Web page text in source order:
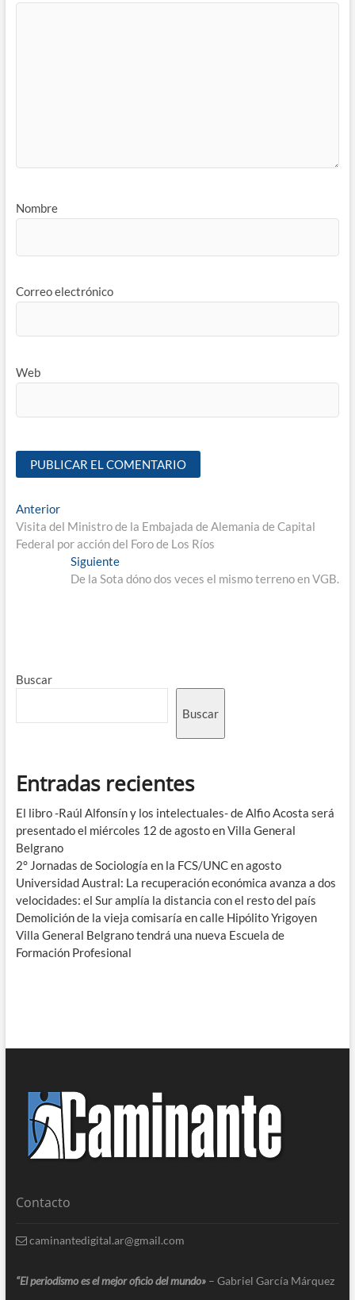
Nombre
Correo electrónico
Web
Anterior
Visita del Ministro de la Embajada de Alemania de Capital
Federal por acción del Foro de Los Ríos
Siguiente
De la Sota dóno dos veces el mismo terreno en VGB.
Buscar
Buscar
Entradas recientes
El libro -Raúl Alfonsín y los intelectuales- de Alfio Acosta será
presentado el miércoles 12 de agosto en Villa General
Belgrano
2° Jornadas de Sociología en la FCS/UNC en agosto
Universidad Austral: La recuperación económica avanza a dos
velocidades: el Sur amplía la distancia con el resto del país
Demolición de la vieja comisaría en calle Hipólito Yrigoyen
Villa General Belgrano tendrá una nueva Escuela de
Formación Profesional
Contacto
caminantedigital.ar@gmail.com
“El periodismo es el mejor oficio del mundo» – Gabriel García Márquez